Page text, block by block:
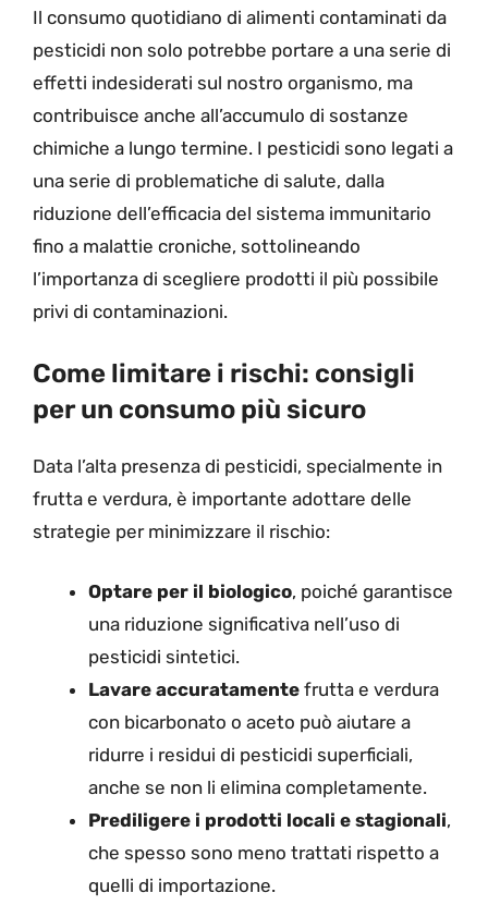
Il consumo quotidiano di alimenti contaminati da
pesticidi non solo potrebbe portare a una serie di
effetti indesiderati sul nostro organismo, ma
contribuisce anche all’accumulo di sostanze
chimiche a lungo termine. I pesticidi sono legati a
una serie di problematiche di salute, dalla
riduzione dell’efficacia del sistema immunitario
fino a malattie croniche, sottolineando
l’importanza di scegliere prodotti il più possibile
privi di contaminazioni.
Come limitare i rischi: consigli
per un consumo più sicuro
Data l’alta presenza di pesticidi, specialmente in
frutta e verdura, è importante adottare delle
strategie per minimizzare il rischio:
Optare per il biologico, poiché garantisce
una riduzione significativa nell’uso di
pesticidi sintetici.
Lavare accuratamente frutta e verdura
con bicarbonato o aceto può aiutare a
ridurre i residui di pesticidi superficiali,
anche se non li elimina completamente.
Prediligere i prodotti locali e stagionali,
che spesso sono meno trattati rispetto a
quelli di importazione.